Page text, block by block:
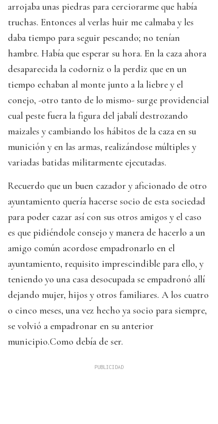
arrojaba unas piedras para cerciorarme que había
truchas. Entonces al verlas huir me calmaba y les
daba tiempo para seguir pescando; no tenían
hambre. Había que esperar su hora. En la caza ahora
desaparecida la codorniz o la perdiz que en un
tiempo echaban al monte junto a la liebre y el
conejo, -otro tanto de lo mismo- surge providencial
cual peste fuera la figura del jabalí destrozando
maizales y cambiando los hábitos de la caza en su
munición y en las armas, realizándose múltiples y
variadas batidas militarmente ejecutadas.
Recuerdo que un buen cazador y aficionado de otro
ayuntamiento quería hacerse socio de esta sociedad
para poder cazar así con sus otros amigos y el caso
es que pidiéndole consejo y manera de hacerlo a un
amigo común acordose empadronarlo en el
ayuntamiento, requisito imprescindible para ello, y
teniendo yo una casa desocupada se empadronó allí
dejando mujer, hijos y otros familiares. A los cuatro
o cinco meses, una vez hecho ya socio para siempre,
se volvió a empadronar en su anterior
municipio.Como debía de ser.